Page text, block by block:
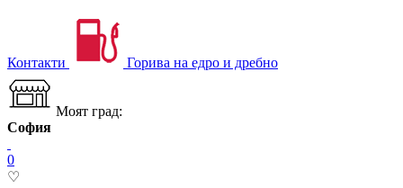
Контакти Горива на едро и дребно
Моят град:
София
0
♡